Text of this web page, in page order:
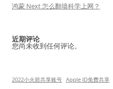
鸿蒙 Next 怎么翻墙科学上网？
近期评论
您尚未收到任何评论。
2022小火箭共享账号 Apple ID免费共享